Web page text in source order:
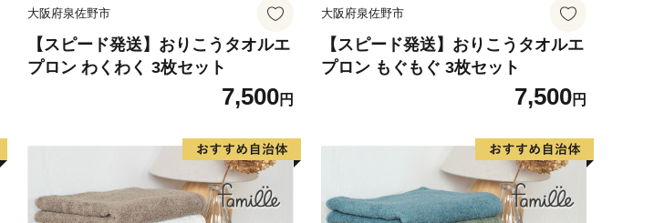
大阪府泉佐野市
【スピード発送】おりこうタオルエ
プロン わくわく 3枚セット
7,500円
大阪府泉佐野市
【スピード発送】おりこうタオルエ
プロン もぐもぐ 3枚セット
7,500円